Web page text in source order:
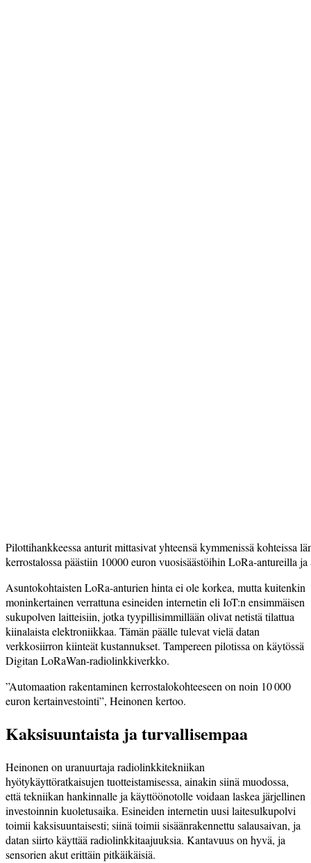
Pilottihankkeessa anturit mittasivat yhteensä kymmenissä kohteissa
kerrostalossa päästiin 10000 euron vuosisäästöihin LoRa-antureilla
Asuntokohtaisten LoRa-anturien hinta ei ole korkea, mutta kuitenkin
moninkertainen verrattuna esineiden internetin eli IoT:n ensimmäisen
sukupolven laitteisiin, jotka tyypillisimmillään olivat netistä tilattua
kiinalaista elektroniikkaa. Tämän päälle tulevat vielä datan
verkkosiirron kiinteät kustannukset. Tampereen pilotissa on käytössä
Digitan LoRaWan-radiolinkkiverkko.
”Automaation rakentaminen kerrostalokohteeseen on noin 10 000
euron kertainvestointi”, Heinonen kertoo.
Kaksisuuntaista ja turvallisempaa
Heinonen on uranuurtaja radiolinkkitekniikan
hyötykäyttöratkaisujen tuotteistamisessa, ainakin siinä muodossa,
että tekniikan hankinnalle ja käyttöönotolle voidaan laskea järjellinen
investoinnin kuoletusaika. Esineiden internetin uusi laitesulkupolvi
toimii kaksisuuntaisesti; siinä toimii sisäänrakennettu salausaivan, ja
datan siirto käyttää radiolinkkitaajuuksia. Kantavuus on hyvä, ja
sensorien akut erittäin pitkäikäisiä.